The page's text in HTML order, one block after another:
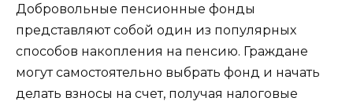
Добровольные пенсионные фонды
представляют собой один из популярных
способов накопления на пенсию. Граждане
могут самостоятельно выбрать фонд и начать
делать взносы на счет, получая налоговые